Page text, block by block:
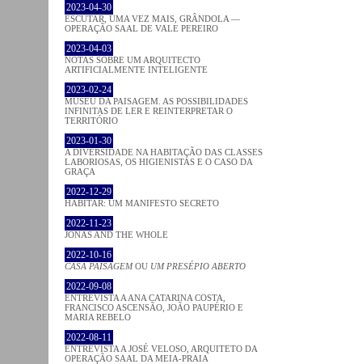
2023-04-30
ESCUTAR, UMA VEZ MAIS, GRÂNDOLA —
OPERAÇÃO SAAL DE VALE PEREIRO
2023-04-03
NOTAS SOBRE UM ARQUITECTO
ARTIFICIALMENTE INTELIGENTE
2023-02-24
MUSEU DA PAISAGEM. AS POSSIBILIDADES
INFINITAS DE LER E REINTERPRETAR O
TERRITÓRIO
2023-01-30
A DIVERSIDADE NA HABITAÇÃO DAS CLASSES
LABORIOSAS, OS HIGIENISTAS E O CASO DA
GRAÇA
2022-12-29
HABITAR: UM MANIFESTO SECRETO
2022-11-23
JONAS AND THE WHOLE
2022-10-16
CASA PAISAGEMOU UM PRESÉPIO ABERTO
2022-09-08
ENTREVISTA A ANA CATARINA COSTA,
FRANCISCO ASCENSÃO, JOÃO PAUPÉRIO E
MARIA REBELO
2022-08-11
ENTREVISTA A JOSÉ VELOSO, ARQUITETO DA
OPERAÇÃO SAAL DA MEIA-PRAIA